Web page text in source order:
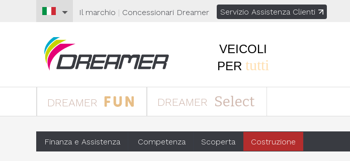
Il marchio | Concessionari Dreamer Servizio Assistenza Clienti
VEICOLI
PER tutti
DREAMER DREAMER Select
Finanza e Assistenza Competenza Scoperta Costruzione